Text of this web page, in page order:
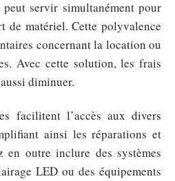
peut servir simultanément pour
de matériel. Cette polyvalence
concernant la location ou
Avec cette solution, les frais
diminuer.
facilitent l’accès aux divers
ainsi les réparations et
en outre inclure des systèmes
LED ou des équipements